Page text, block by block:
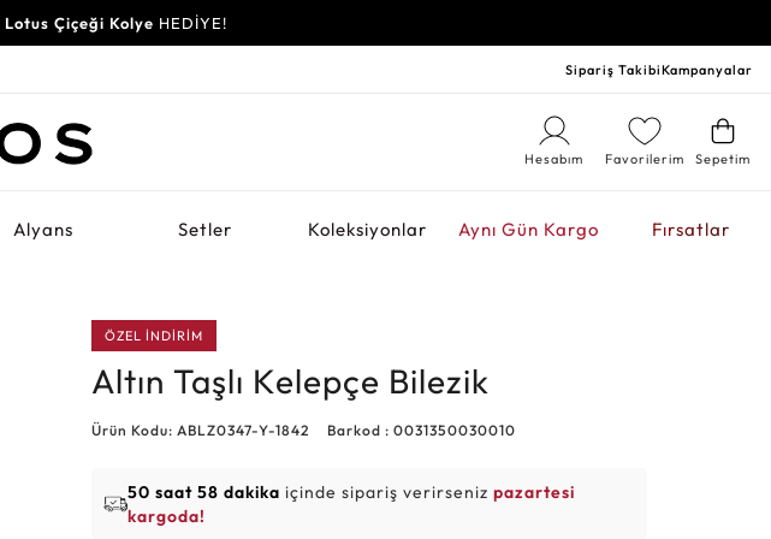
Lotus Çiçeği Kolye HEDİYE!
Sipariş TakibiKampanyalar
Sepetim
Favorilerim
Hesabım
Alyans Setler Koleksiyonlar Aynı Gün Kargo Fırsatlar
ÖZEL İNDİRİM
Altın Taşlı Kelepçe Bilezik
Ürün Kodu: ABLZ0347-Y-1842 Barkod : 0031350030010
50 saat 58 dakika içinde sipariş verirsenizpazartesi
kargoda!